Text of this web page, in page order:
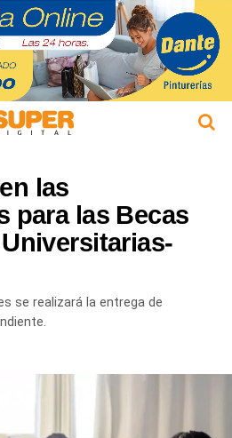
las
para las Becas
se realizará la entrega de